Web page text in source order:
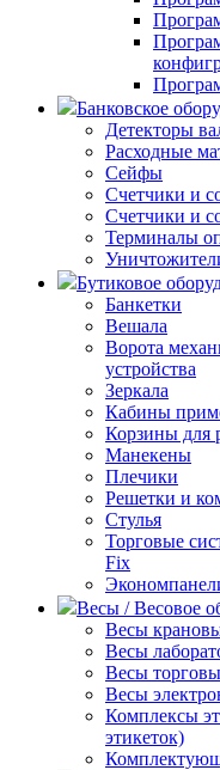
Банковское
Детекторы
Расходные
Сейфы
Счетчики и
Счетчики и
Терминалы
Бутиковое
Банкетки
Вешала
Ворота
устройства
Зеркала
Кабины
Корзины для
Манекены
Плечики
Решетки и
Стулья
Торговые
Fix
Весы / Весовое
Весы
Весы
Весы
Весы
Комплексы
этикеток)